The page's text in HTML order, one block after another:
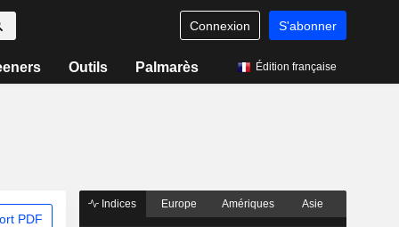
Connexion S'abonner
Outils Palmarès Édition française
PDF
Indices Europe Amériques Asie